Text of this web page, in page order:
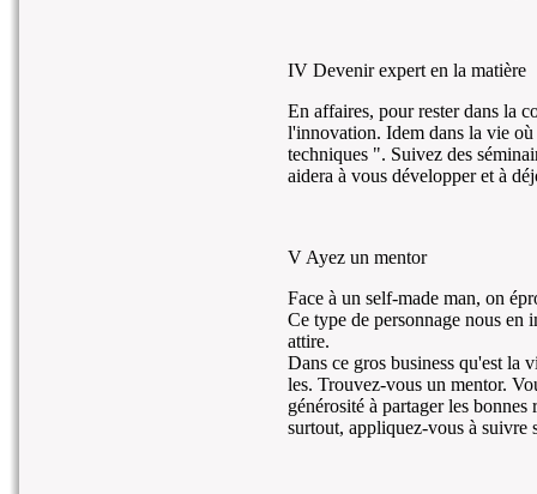
IV Devenir expert en la matière
En affaires, pour rester dans la
l'innovation. Idem dans la vie où
techniques ". Suivez des
aidera à vous développer et à
V Ayez un mentor
Face à un self-made man, on
Ce type de personnage nous en
attire.
Dans ce gros business qu'est la
les. Trouvez-vous un mentor.
générosité à partager les bonnes
surtout, appliquez-vous à suivre